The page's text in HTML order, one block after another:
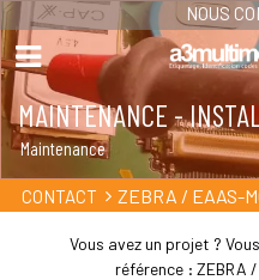
NOUS
MAINTENANCE -
Maintenance
CONTACT ZEBRA / EAAS-
Vous avez un projet ?
référence : ZEBRA